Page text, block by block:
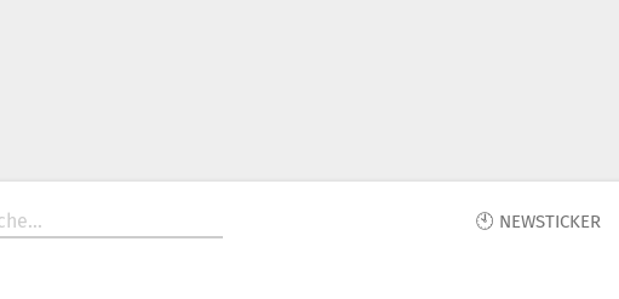
🕙 NEWSTICKER